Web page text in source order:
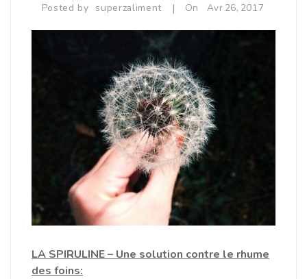
Immunité / Défenses Naturelles
Libido / Tonus Sexuel
Sport / Muscles
Vitamines / Minéraux / Oligoéléments
Posted by superzaliment | On Avr 26, 2017
LA SPIRULINE – Une solution contre le rhume
des foins: